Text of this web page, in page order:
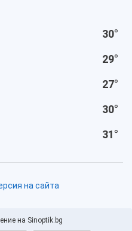
30°
29°
27°
30°
31°
на сайта
на Sinoptik.bg